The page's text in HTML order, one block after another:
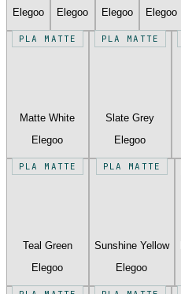
Elegoo
Elegoo
Elegoo
Elegoo
PLA MATTE
Matte White
Elegoo
PLA MATTE
Slate Grey
Elegoo
PLA MATTE
Teal Green
Elegoo
PLA MATTE
Sunshine Yellow
Elegoo